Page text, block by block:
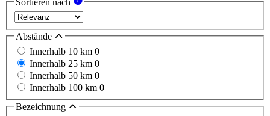
Sortieren nach
Abstände
Innerhalb 10 km 0
Innerhalb 25 km 0
Innerhalb 50 km 0
Innerhalb 100 km 0
Bezeichnung